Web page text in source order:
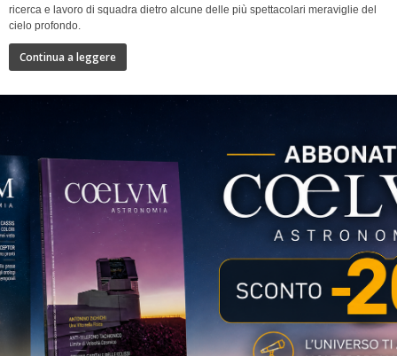
ricerca e lavoro di squadra dietro alcune delle più spettacolari meraviglie del
cielo profondo.
Continua a leggere